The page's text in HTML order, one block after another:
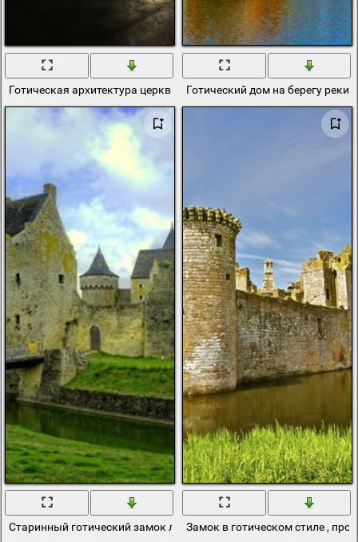
Готическая архитектура церкви эбби в замкеГотический дом на берегу реки
Старинный готический замок летомЗамок в готическом стиле ,